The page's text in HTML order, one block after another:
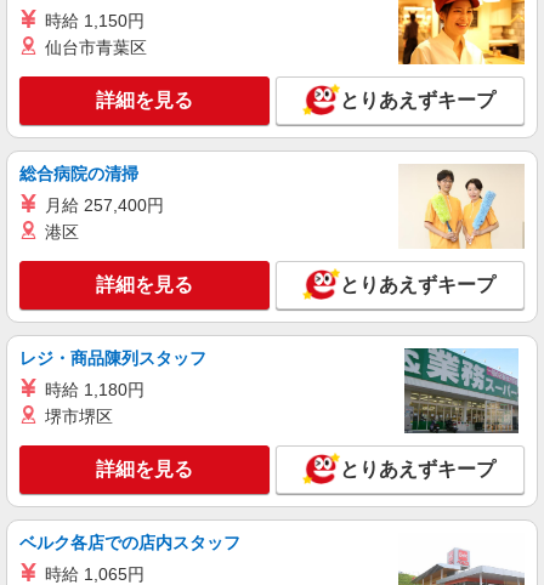
時給 1,150円
仙台市青葉区
詳細を見る とりあえずキープ
総合病院の清掃
月給 257,400円
港区
詳細を見る とりあえずキープ
レジ・商品陳列スタッフ
時給 1,180円
堺市堺区
詳細を見る とりあえずキープ
ベルク各店での店内スタッフ
時給 1,065円